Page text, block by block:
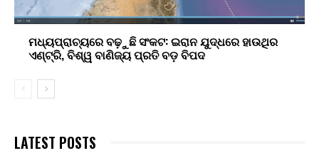
ମଧ୍ୟପ୍ରାଚ୍ୟରେ ବଢ଼ୁଛି ସଂକଟ: ଇରାନ ଯୁଦ୍ଧରେ ହାଉଥିର
ଏଣ୍ଟ୍ରି, ବିଶ୍ୱ ବାଣିଜ୍ୟ ପ୍ରତି ବଡ଼ ବିପଦ
LATEST POSTS